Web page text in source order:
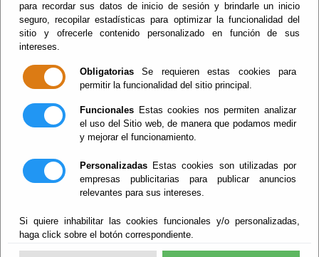
para recordar sus datos de inicio de sesión y brindarle un inicio
seguro, recopilar estadísticas para optimizar la funcionalidad del
sitio y ofrecerle contenido personalizado en función de sus
intereses.
Obligatorias Se requieren estas cookies para
permitir la funcionalidad del sitio principal.
Funcionales Estas cookies nos permiten analizar
el uso del Sitio web, de manera que podamos medir
y mejorar el funcionamiento.
Personalizadas Estas cookies son utilizadas por
empresas publicitarias para publicar anuncios
relevantes para sus intereses.
Si quiere inhabilitar las cookies funcionales y/o personalizadas,
haga click sobre el botón correspondiente.
EXPOSICIÓN "A
FLOR DE PIEL"
Del : 29/07/2026 Al: 08/09/2026
Perido: 07 - Julio;08 - Agosto;09 - Septiembre
Tipo: Arte y Cultura
Ver evento
EXPOSICIÓN "A
FLOR DE PIEL" -
CENTRO DE ARTE
LA FUENTE
Del : 31/07/2026 Al: 08/09/2026
Lugar: Mojácar